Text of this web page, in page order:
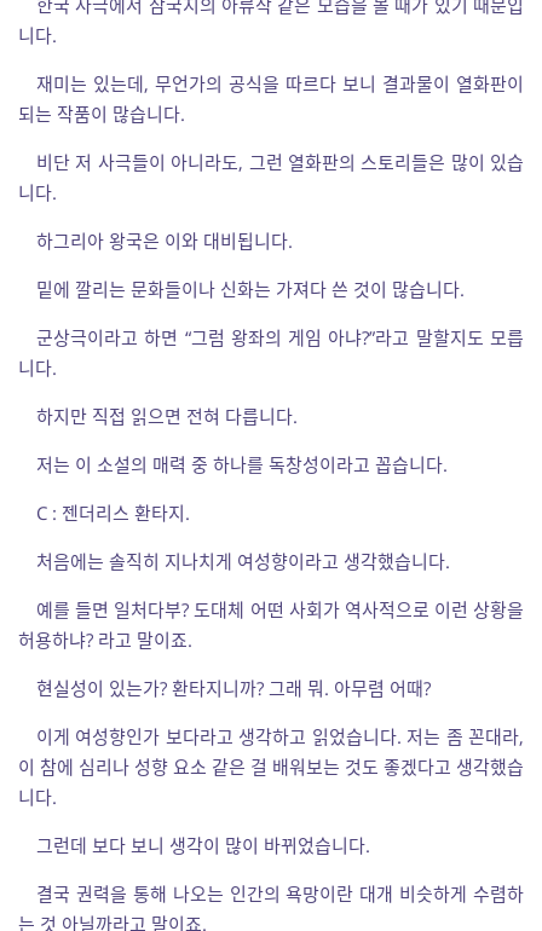
니다.
재미는 있는데, 무언가의 공식을 따르다 보니 결과물이 열화판이
되는 작품이 많습니다.
비단 저 사극들이 아니라도, 그런 열화판의 스토리들은 많이 있습
니다.
하그리아 왕국은 이와 대비됩니다.
밑에 깔리는 문화들이나 신화는 가져다 쓴 것이 많습니다.
군상극이라고 하면 “그럼 왕좌의 게임 아냐?”라고 말할지도 모릅
니다.
하지만 직접 읽으면 전혀 다릅니다.
저는 이 소설의 매력 중 하나를 독창성이라고 꼽습니다.
C : 젠더리스 환타지.
처음에는 솔직히 지나치게 여성향이라고 생각했습니다.
예를 들면 일처다부? 도대체 어떤 사회가 역사적으로 이런 상황을
허용하냐? 라고 말이죠.
현실성이 있는가? 환타지니까? 그래 뭐. 아무렴 어때?
이게 여성향인가 보다라고 생각하고 읽었습니다. 저는 좀 꼰대라,
이 참에 심리나 성향 요소 같은 걸 배워보는 것도 좋겠다고 생각했습
니다.
그런데 보다 보니 생각이 많이 바뀌었습니다.
결국 권력을 통해 나오는 인간의 욕망이란 대개 비슷하게 수렴하
는 것 아닐까라고 말이죠.